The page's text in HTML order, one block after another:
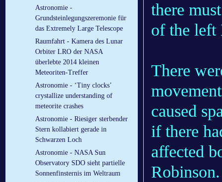
Astronomie -
Grundsteinlegungszeremonie für
das Extremely Large Telescope
Raumfahrt - Kamera des Lunar
Orbiter LRO der NASA
überlebte 2014 kleinen
Meteoriten-Treffer
Astronomie - ‘Tiny clocks’
crystallize understanding of
meteorite crashes
Astronomie - Riesiger sterbender
Stern kollabiert gerade in
Schwarzen Loch
Astronomie - NASA Sun
Observatory SDO sieht partielle
Sonnenfinsternis im Weltraum
there
of the left
There
caused
if there
affected